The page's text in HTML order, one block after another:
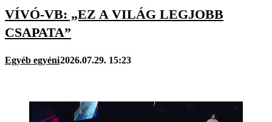
VÍVÓ-VB: „EZ A VILÁG LEGJOBB
CSAPATA”
Egyéb egyéni2026.07.29. 15:23